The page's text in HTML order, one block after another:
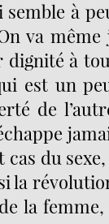
à
va même
à
est un
de
cas du
la
la femme,